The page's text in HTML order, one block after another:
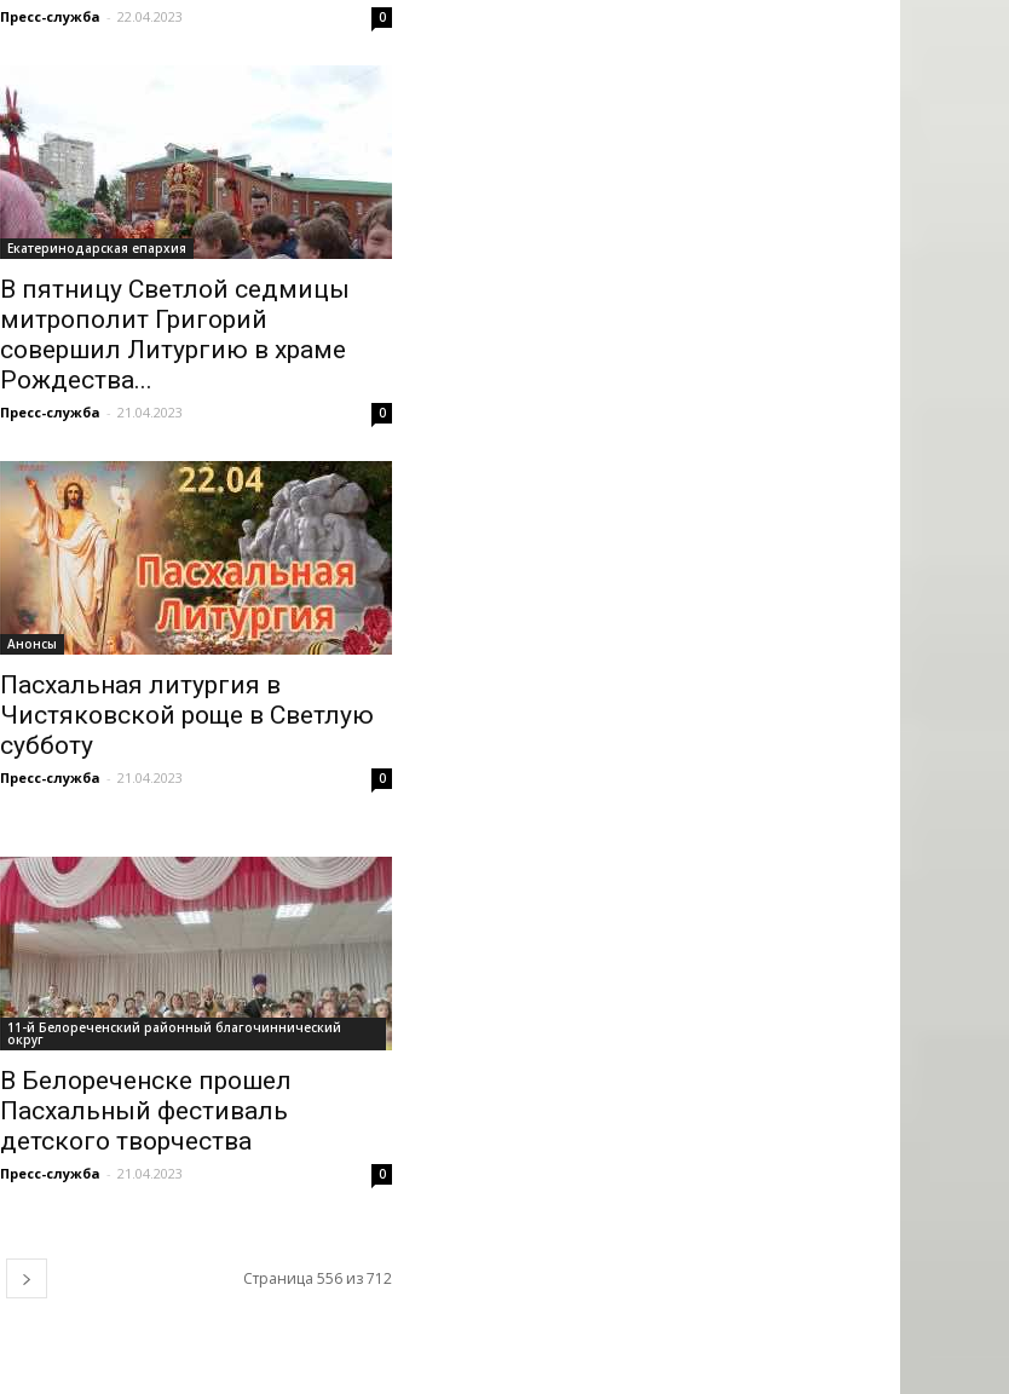
Пресс-служба - 22.04.2023 0
Екатеринодарская епархия
В пятницу Светлой седмицы
митрополит Григорий
совершил Литургию в храме
Рождества...
Пресс-служба - 21.04.2023 0
Анонсы
Пасхальная литургия в
Чистяковской роще в Светлую
субботу
Пресс-служба - 21.04.2023 0
11-й Белореченский районный благочиннический
округ
В Белореченске прошел
Пасхальный фестиваль
детского творчества
Пресс-служба - 21.04.2023 0
Страница 556 из 712